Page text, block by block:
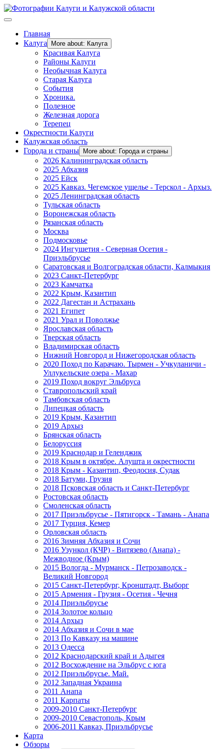
Главная
Калуга
More about: Калуга
Красивая Калуга
Районы Калуги
Необычная Калуга
Старая Калуга
События
Хроника.
Полезное
Железная дорога
Терепец
Окрестности Калуги
Калужская область
Города и страны
More about: Города и страны
2026 Калининградская область
2025 Абхазия
2025 Ейск
2025 Кавказ. Чегемское ущелье - Терскол - Архыз.
2025 Ленинградская область
Тульская область
Воронежская область
Рязанская область
Москва
Подмосковье
2024 Ингушетия - Северная Осетия -
Приэльбрусье
Саратовская и Волгоградская области, Калмыкия
2023 Санкт-Петербург
2023 Камчатка
2022 Крым, Казантип
2022 Дагестан и Астрахань
2021 Египет
2021 Урал и Поволжье
Ярославская область
Тверская область
Владимирская область
Нижний Новгород и Нижегородская область
2020 Поход по Карачаю. Тырмен - Учкуланичи -
Уллукельские озера - Махар
2019 Поход вокруг Эльбруса
Ставропольский край
Тамбовская область
Липецкая область
2019 Крым, Казантип
2019 Архыз
Брянская область
Белоруссия
2019 Краснодар и Геленджик
2018 Крым в октябре. Алушта и окрестности
2018 Крым - Казантип, Феодосия, Судак
2018 Батуми, Грузия
2018 Псковская область и Санкт-Петербург
Ростовская область
Смоленская область
2017 Приэльбрусье - Пятигорск - Тамань - Анапа
2017 Турция, Кемер
Орловская область
2016 Зимняя Абхазия и Сочи
2016 Узункол (КЧР) - Витязево (Анапа) -
Межводное (Крым)
2015 Вологда - Мурманск - Петрозаводск -
Великий Новгород
2015 Санкт-Петербург, Кронштадт, Выборг
2015 Армения - Грузия - Осетия - Чечня
2014 Приэльбрусье
2014 Золотое кольцо
2014 Архыз
2014 Абхазия и Сочи в мае
2013 По Кавказу на машине
2013 Одесса
2012 Краснодарский край и Адыгея
2012 Восхождение на Эльбрус с юга
2012 Приэльбрусье. Май.
2012 Западная Украина
2011 Анапа
2011 Карпаты
2009-2010 Санкт-Петербург
2009-2010 Севастополь, Крым
2006-2011 Кавказ, Приэльбрусье
Карта
Обзоры